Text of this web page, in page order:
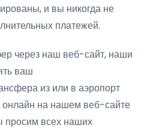
и вы никогда не
платежей.
через наш веб-сайт, наши
ваш
из или в аэропорт
на нашем веб-сайте
просим всех наших